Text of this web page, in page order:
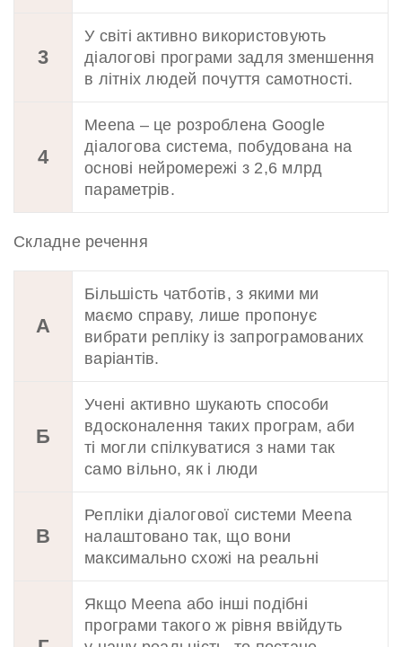
3
У світі активно використовують
діалогові програми задля зменшення
в літніх людей почуття самотності.
4
Meena – це розроблена Google
діалогова система, побудована на
основі нейромережі з 2,6 млрд
параметрів.
Складне речення
А
Більшість чатботів, з якими ми
маємо справу, лише пропонує
вибрати репліку із запрограмованих
варіантів.
Б
Учені активно шукають способи
вдосконалення таких програм, аби
ті могли спілкуватися з нами так
само вільно, як і люди
В
Репліки діалогової системи Meena
налаштовано так, що вони
максимально схожі на реальні
Якщо Meena або інші подібні
програми такого ж рівня ввійдуть